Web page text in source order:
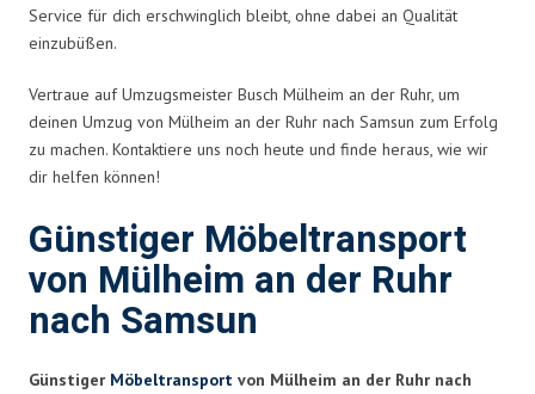
Service für dich erschwinglich bleibt, ohne dabei an Qualität
einzubüßen.
Vertraue auf Umzugsmeister Busch Mülheim an der Ruhr, um
deinen Umzug von Mülheim an der Ruhr nach Samsun zum Erfolg
zu machen. Kontaktiere uns noch heute und finde heraus, wie wir
dir helfen können!
Günstiger Möbeltransport
von Mülheim an der Ruhr
nach Samsun
Günstiger Möbeltransport von Mülheim an der Ruhr nach